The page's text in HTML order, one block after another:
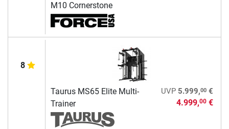
M10 Cornerstone
8
Taurus MS65 Elite Multi-
Trainer
UVP 5.999,00€
4.999,00€